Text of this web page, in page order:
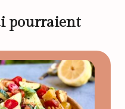
pourraient